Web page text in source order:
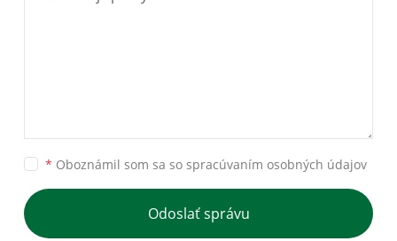
* Oboznámil som sa so spracúvaním osobných údajov
Odoslať správu